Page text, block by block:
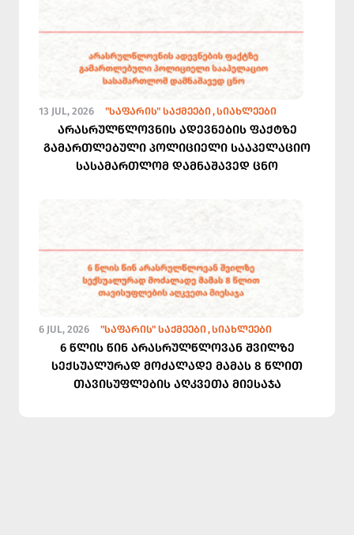
13 JUL, 2026 "ᲡᲐᲤᲐᲠᲘᲡ" ᲡᲐᲥᲛᲔᲔᲑᲘ ᲡᲘᲐᲮᲚᲔᲔᲑᲘ
არასრულწლოვნის ადევნების ფაქტზე
გამართლებული პოლიციელი სააპელაციო
სასამართლომ დამნაშავედ ცნო
6 JUL, 2026 "ᲡᲐᲤᲐᲠᲘᲡ" ᲡᲐᲥᲛᲔᲔᲑᲘ ᲡᲘᲐᲮᲚᲔᲔᲑᲘ
6 წლის წინ არასრულწლოვან შვილზე
სექსუალურად მოძალადე მამას 8 წლით
თავისუფლების აღკვეთა მიესაჯა